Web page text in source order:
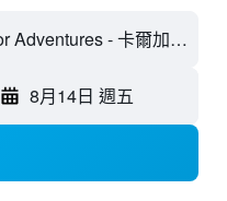
Glenworth Valley Outdoor Adventures - 卡爾加, NSW, 澳洲
8月14日 週五